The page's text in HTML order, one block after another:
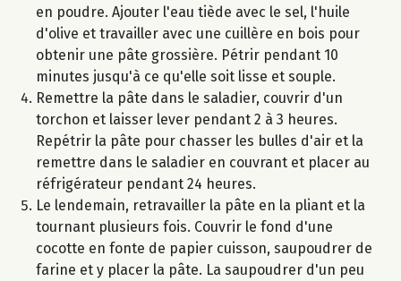
en poudre. Ajouter l'eau tiède avec le sel, l'huile
d'olive et travailler avec une cuillère en bois pour
obtenir une pâte grossière. Pétrir pendant 10
minutes jusqu'à ce qu'elle soit lisse et souple.
Remettre la pâte dans le saladier, couvrir d'un
torchon et laisser lever pendant 2 à 3 heures.
Repétrir la pâte pour chasser les bulles d'air et la
remettre dans le saladier en couvrant et placer au
réfrigérateur pendant 24 heures.
Le lendemain, retravailler la pâte en la pliant et la
tournant plusieurs fois. Couvrir le fond d'une
cocotte en fonte de papier cuisson, saupoudrer de
farine et y placer la pâte. La saupoudrer d'un peu